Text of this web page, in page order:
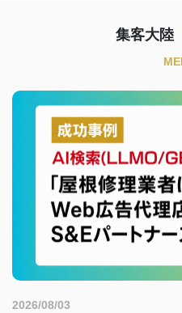
集客大
2026/08/03